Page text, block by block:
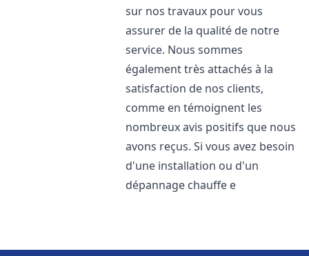
sur nos travaux pour vous
assurer de la qualité de notre
service. Nous sommes
également très attachés à la
satisfaction de nos clients,
comme en témoignent les
nombreux avis positifs que nous
avons reçus. Si vous avez besoin
d'une installation ou d'un
dépannage chauffe e